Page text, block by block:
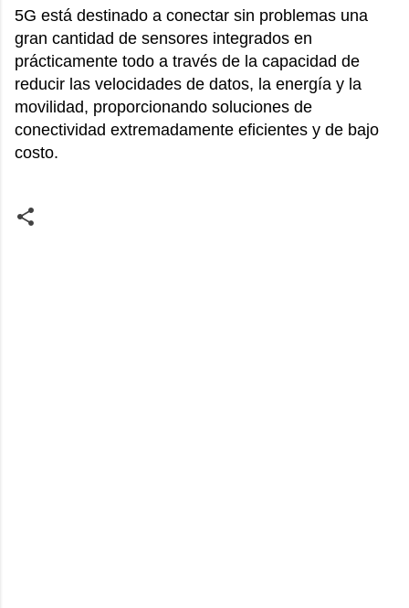
5G está destinado a conectar sin problemas una
gran cantidad de sensores integrados en
prácticamente todo a través de la capacidad de
reducir las velocidades de datos, la energía y la
movilidad, proporcionando soluciones de
conectividad extremadamente eficientes y de bajo
costo.